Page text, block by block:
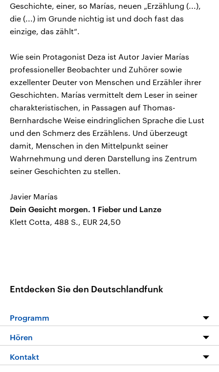
Geschichte, einer, so Marías, neuen „Erzählung (...),
die (...) im Grunde nichtig ist und doch fast das
einzige, das zählt“.
Wie sein Protagonist Deza ist Autor Javier Marías
professioneller Beobachter und Zuhörer sowie
exzellenter Deuter von Menschen und Erzähler ihrer
Geschichten. Marías vermittelt dem Leser in seiner
charakteristischen, in Passagen auf Thomas-
Bernhardsche Weise eindringlichen Sprache die Lust
und den Schmerz des Erzählens. Und überzeugt
damit, Menschen in den Mittelpunkt seiner
Wahrnehmung und deren Darstellung ins Zentrum
seiner Geschichten zu stellen.
Javier Marías
Dein Gesicht morgen. 1 Fieber und Lanze
Klett Cotta, 488 S., EUR 24,50
Entdecken Sie den Deutschlandfunk
Programm
Die Nachrichten
Hören
Livestream
Kontakt